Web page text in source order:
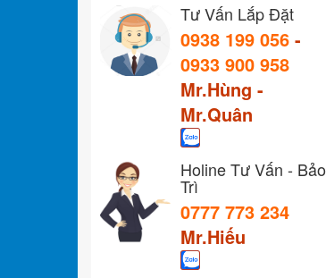
Tư Vấn Lắp Đặt
0938 199 056 -
0933 900 958
Mr.Hùng -
Mr.Quân
Holine Tư Vấn - Bảo
Trì
0777 773 234
Mr.Hiếu